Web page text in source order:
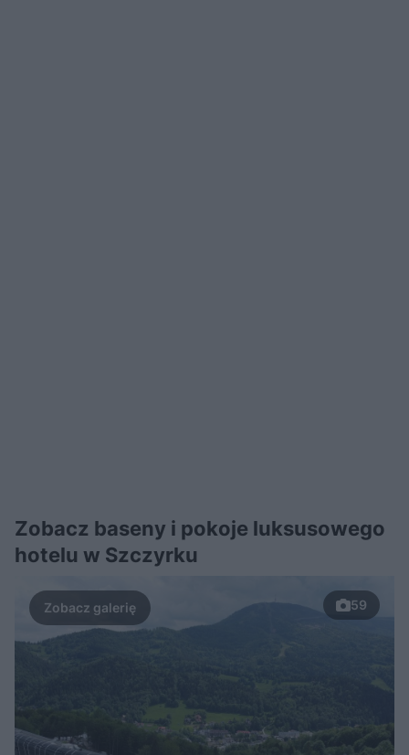
Zobacz baseny i pokoje luksusowego
hotelu w Szczyrku
59